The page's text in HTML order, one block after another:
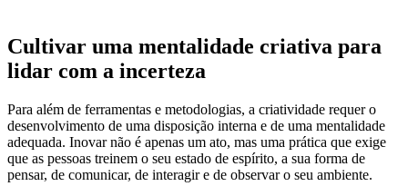
Cultivar uma mentalidade criativa para
lidar com a incerteza
Para além de ferramentas e metodologias, a criatividade requer o
desenvolvimento de uma disposição interna e de uma mentalidade
adequada. Inovar não é apenas um ato, mas uma prática que exige
que as pessoas treinem o seu estado de espírito, a sua forma de
pensar, de comunicar, de interagir e de observar o seu ambiente.